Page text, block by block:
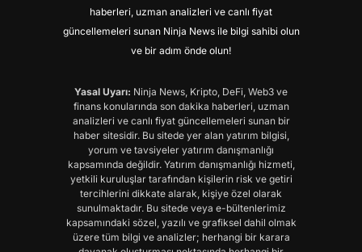
haberleri, uzman analizleri ve canlı fiyat
güncellemeleri sunan Ninja News ile bilgi sahibi olun
ve bir adım önde olun!
Yasal Uyarı: Ninja News, Kripto, DeFi, Web3 ve
finans konularında son dakika haberleri, uzman
analizleri ve canlı fiyat güncellemeleri sunan bir
haber sitesidir. Bu sitede yer alan yatırım bilgisi,
yorum ve tavsiyeler yatırım danışmanlığı
kapsamında değildir. Yatırım danışmanlığı hizmeti,
yetkili kuruluşlar tarafından kişilerin risk ve getiri
tercihlerini dikkate alarak, kişiye özel olarak
sunulmaktadır. Bu sitede veya e-bültenlerimiz
kapsamındaki sözel, yazılı ve grafiksel dahil olmak
üzere tüm bilgi ve analizler; herhangi bir karara